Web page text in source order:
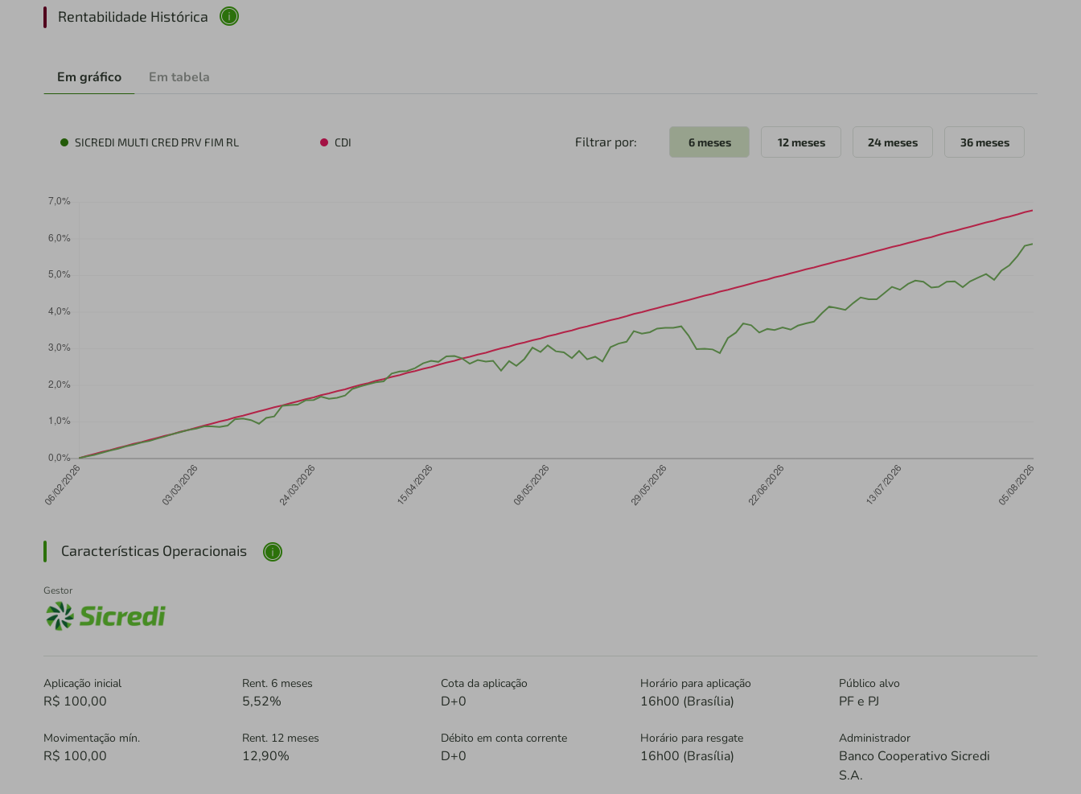
Rentabilidade Histórica
Em gráfico Em tabela
SICREDI MULTI CRED PRV FIM RL CDI Filtrar por: 6 meses 12 meses 24 meses 36 meses
Características Operacionais
Gestor
Aplicação inicial
R$ 100,00
Rent. 6 meses
5,52%
Cota da aplicação
D+0
Horário para aplicação
16h00 (Brasília)
Público alvo
PF e PJ
Movimentação mín.
R$ 100,00
Rent. 12 meses
12,90%
Débito em conta corrente
D+0
Horário para resgate
16h00 (Brasília)
Administrador
Banco Cooperativo Sicredi
S.A.